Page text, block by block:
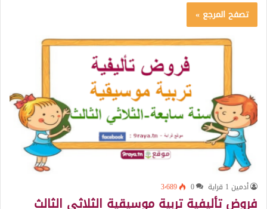
تصفح المرجع »
أدمين 1 قراية 0 3٬689
فروض تأليفية تربية موسيقية الثلاثي الثالث